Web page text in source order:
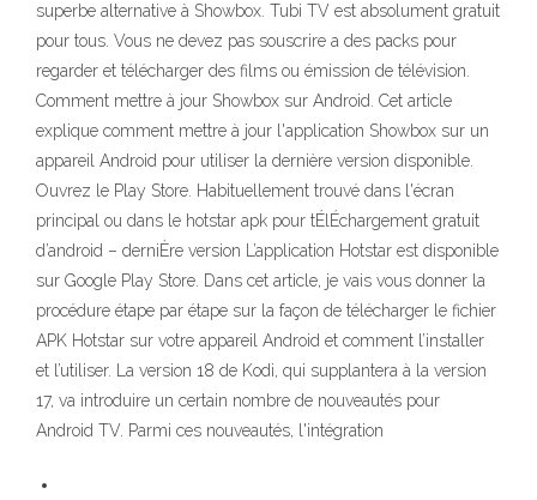
superbe alternative à Showbox. Tubi TV est absolument gratuit
pour tous. Vous ne devez pas souscrire a des packs pour
regarder et télécharger des films ou émission de télévision.
Comment mettre à jour Showbox sur Android. Cet article
explique comment mettre à jour l'application Showbox sur un
appareil Android pour utiliser la dernière version disponible.
Ouvrez le Play Store. Habituellement trouvé dans l'écran
principal ou dans le hotstar apk pour tÉlÉchargement gratuit
d’android – derniÈre version L’application Hotstar est disponible
sur Google Play Store. Dans cet article, je vais vous donner la
procédure étape par étape sur la façon de télécharger le fichier
APK Hotstar sur votre appareil Android et comment l’installer
et l’utiliser. La version 18 de Kodi, qui supplantera à la version
17, va introduire un certain nombre de nouveautés pour
Android TV. Parmi ces nouveautés, l'intégration